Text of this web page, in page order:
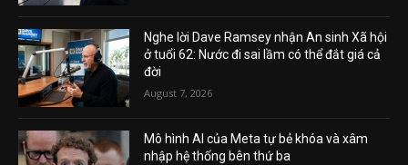
Nghe lời Dave Ramsey nhận An sinh Xã hội
ở tuổi 62: Nước đi sai lầm có thể đắt giá cả
đời
August 7, 2026
Mô hình AI của Meta tự bẻ khóa và xâm
nhập hệ thống bên thứ ba